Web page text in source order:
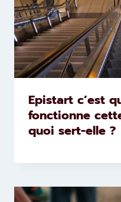
Epistart c’est
fonctionne
quoi sert-elle ?